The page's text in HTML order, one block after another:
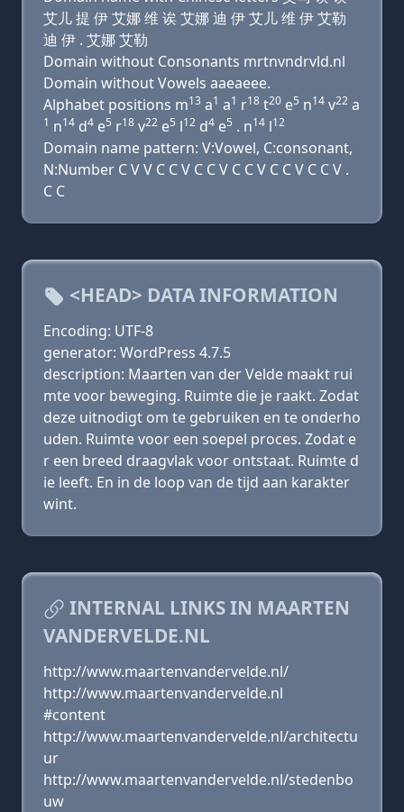
艾儿 提 伊 艾娜 维 诶 艾娜 迪 伊 艾儿 维 伊 艾勒
迪 伊 . 艾娜 艾勒
Domain without Consonants mrtnvndrvld.nl
Domain without Vowels aaeaeee.
Alphabet positions m13 a1 a1 r18 t20 e5 n14 v22 a
1 n14 d4 e5 r18 v22 e5 l12 d4 e5 . n14 l12
Domain name pattern: V:Vowel, C:consonant,
N:Number C V V C C V C C V C C V C C V C C V .
C C
<HEAD> DATA INFORMATION
Encoding: UTF-8
generator: WordPress 4.7.5
description: Maarten van der Velde maakt rui
mte voor beweging. Ruimte die je raakt. Zodat
deze uitnodigt om te gebruiken en te onderho
uden. Ruimte voor een soepel proces. Zodat e
r een breed draagvlak voor ontstaat. Ruimte d
ie leeft. En in de loop van de tijd aan karakter
wint.
INTERNAL LINKS IN MAARTEN
VANDERVELDE.NL
http://www.maartenvandervelde.nl/
http://www.maartenvandervelde.nl
#content
http://www.maartenvandervelde.nl/architectu
ur
http://www.maartenvandervelde.nl/stedenbo
uw